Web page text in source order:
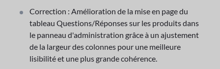
Correction : Amélioration de la mise en page du
tableau Questions/Réponses sur les produits dans
le panneau d'administration grâce à un ajustement
de la largeur des colonnes pour une meilleure
lisibilité et une plus grande cohérence.